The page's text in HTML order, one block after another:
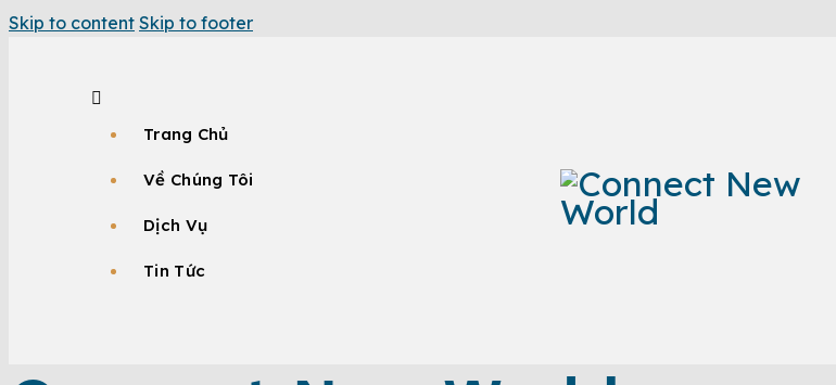
Skip to content Skip to footer
Trang Chủ
Về Chúng Tôi
Dịch Vụ
Tin Tức